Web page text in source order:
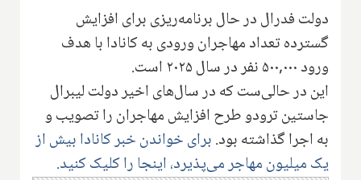
دولت فدرال در حال برنامه‌ریزی برای افزایش
گسترده تعداد مهاجران ورودی به کانادا با هدف
ورود ۵۰۰,۰۰۰ نفر در سال ۲۰۲۵ است.
این در حالی‌ست که در سال‌های اخیر دولت لیبرال
جاستین ترودو طرح افزایش مهاجران را تصویب و
به اجرا گذاشته بود.برای خواندن خبر کانادا بیش از
یک میلیون مهاجر می‌پذیرد، اینجا را کلیک کنید.